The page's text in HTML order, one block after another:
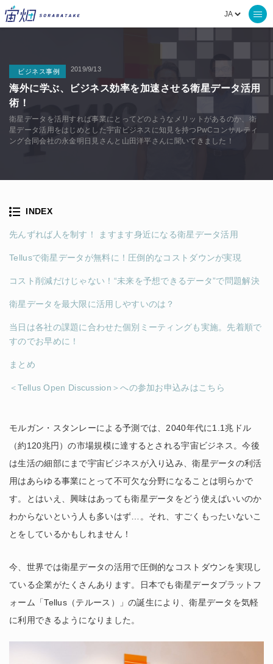
ビジネス事例 2019/9/13
海外に学ぶ、ビジネス効率を加速させる衛星データ活用
術！
衛星データを活用すれば事業にとってどのようなメリットがあるのか、衛
星データ活用をはじめとした宇宙ビジネスに知見を持つPwCコンサルティ
ング合同会社の永金明日見さんと山田洋平さんに聞いてきました！
モルガン・スタンレーによる予測では、2040年代に1.1兆ドル
（約120兆円）の市場規模に達するとされる宇宙ビジネス。今後
は生活の細部にまで宇宙ビジネスが入り込み、衛星データの利活
用はあらゆる事業にとって不可欠な分野になることは明らかで
す。とはいえ、興味はあっても衛星データをどう使えばいいのか
わからないという人も多いはず…。それ、すごくもったいないこ
とをしているかもしれません！
今、世界では衛星データの活用で圧倒的なコストダウンを実現し
ている企業がたくさんあります。日本でも衛星データプラットフ
ォーム「Tellus（テルース）」の誕生により、衛星データを気軽
に利用できるようになりました。
INDEX
先んずれば人を制す！ ますます身近になる衛星データ活用
Tellusで衛星データが無料に！圧倒的なコストダウンが実現
コスト削減だけじゃない！“未来を予想できるデータ”で問題解決
衛星データを最大限に活用しやすいのは？
当日は各社の課題に合わせた個別ミーティングも実施。先着順で
すのでお早めに！
まとめ
＜Tellus Open Discussion＞への参加お申込みはこちら